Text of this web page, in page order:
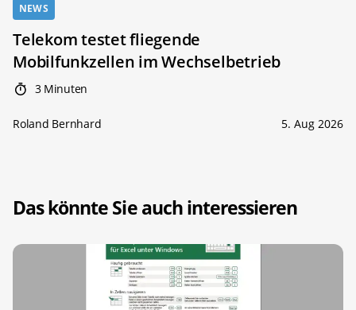
NEWS
Telekom testet fliegende
Mobilfunkzellen im Wechselbetrieb
3 Minuten
Roland Bernhard 5. Aug 2026
Das könnte Sie auch interessieren